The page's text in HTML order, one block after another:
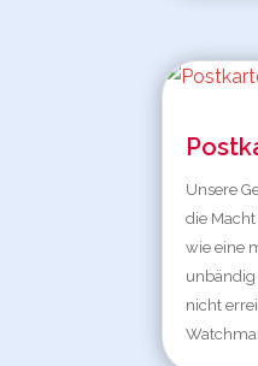
Unsere
die
wie eine
unbändig
nicht